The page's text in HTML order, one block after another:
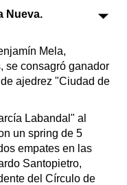
de urgencia
Nueva.
Mela,
se consagró ganador
ajedrez "Ciudad de
Labandal" al
un spring de 5
empates en las
Santopietro,
del Círculo de